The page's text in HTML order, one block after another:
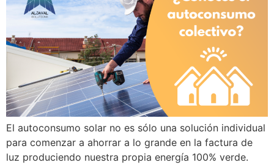
El autoconsumo solar no es sólo una solución individual
para comenzar a ahorrar a lo grande en la factura de
luz produciendo nuestra propia energía 100% verde.